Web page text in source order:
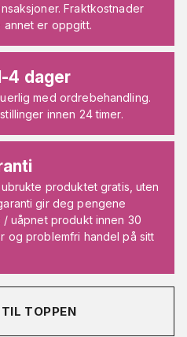
Fraktkostnader
annet er oppgitt.
4 dager
med ordrebehandling.
innen 24 timer.
produktet gratis, uten
gir deg pengene
uåpnet produkt innen 30
og problemfri handel på sitt
TOPPEN